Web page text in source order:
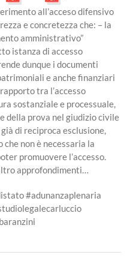
all’acceso difensivo
e concretezza che: – la
amministrativo”
istanza di accesso
dunque i documenti
e anche finanziari
tra l’accesso
sostanziale e processuale,
della prova nel giudizio civile
di reciproca esclusione,
che non è necessaria la
promuovere l’accesso.
approfondimenti…
#adunanzaplenaria